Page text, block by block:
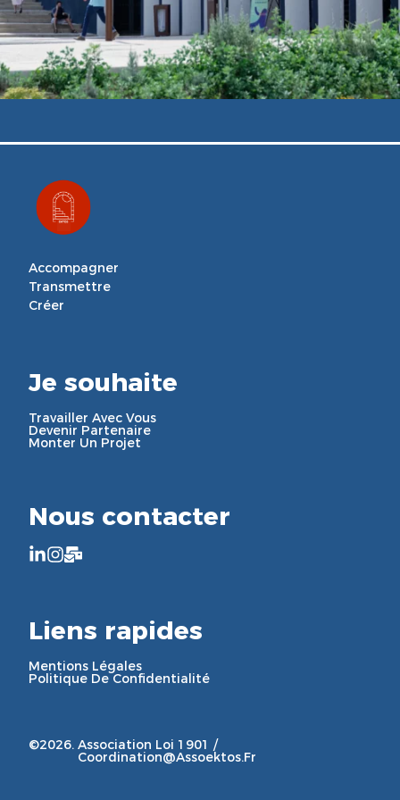
Accompagner
Transmettre
Créer
Je souhaite
Travailler Avec Vous
Devenir Partenaire
Monter Un Projet
Nous contacter
Liens rapides
Mentions Légales
Politique De Confidentialité
©2026. Association Loi 1901 /
Coordination@assoektos.fr